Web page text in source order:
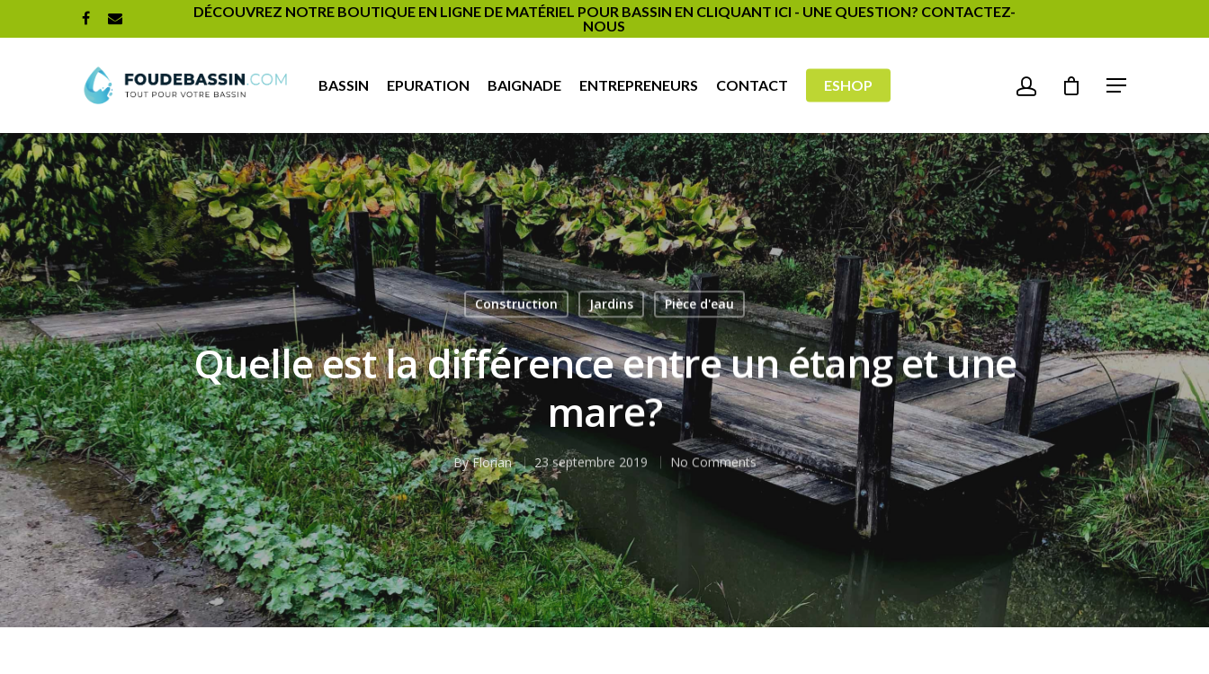
DÉCOUVREZ NOTRE BOUTIQUE EN LIGNE DE MATÉRIEL POUR BASSIN EN CLIQUANT ICI - UNE QUESTION? CONTACTEZ-
NOUS
BASSIN EPURATION BAIGNADE ENTREPRENEURS CONTACT ESHOP
Construction Jardins Pièce d'eau
Quelle est la différence entre un étang et une
mare?
ByFlorian 23 septembre 2019 No Comments